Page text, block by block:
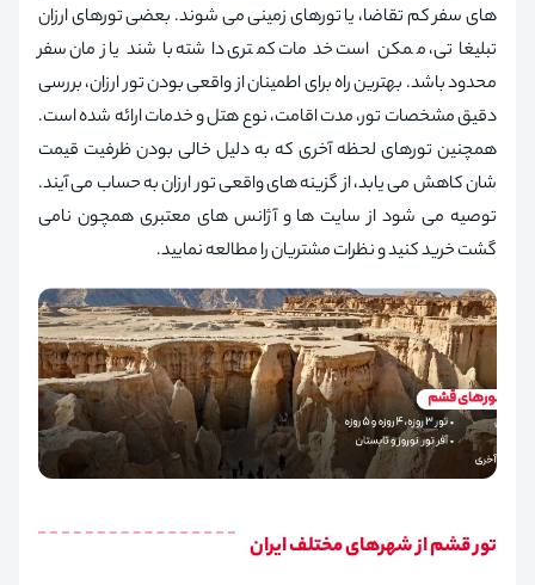
های سفر کم تقاضا، یا تورهای زمینی می شوند. بعضی تورهای ارزان
تبلیغاتی، ممکن است خدمات کمتری داشته باشند یا زمان سفر
محدود باشد. بهترین راه برای اطمینان از واقعی بودن تور ارزان، بررسی
دقیق مشخصات تور، مدت اقامت، نوع هتل و خدمات ارائه شده است.
همچنین تورهای لحظه آخری که به دلیل خالی بودن ظرفیت قیمت
شان کاهش می یابد، از گزینه های واقعی تور ارزان به حساب می آیند.
توصیه می شود از سایت ها و آژانس های معتبری همچون نامی
گشت خرید کنید و نظرات مشتریان را مطالعه نمایید.
تور قشم از شهرهای مختلف ایران